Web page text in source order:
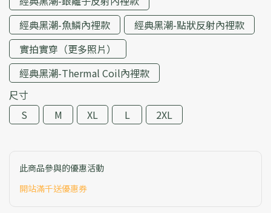
經典黑潮-魚鱗內裡款
經典黑潮-點狀反射內裡款
實拍實穿（更多照片）
經典黑潮-Thermal Coil內裡款
尺寸
S
M XL L 2XL
此商品參與的優惠活動
開站滿千送優惠券